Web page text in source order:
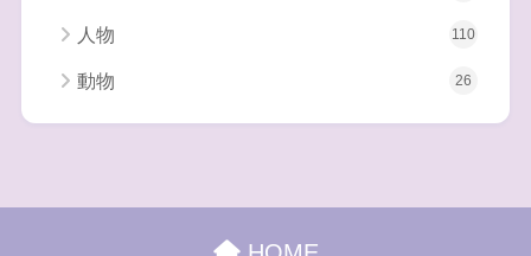
人物 110
動物 26